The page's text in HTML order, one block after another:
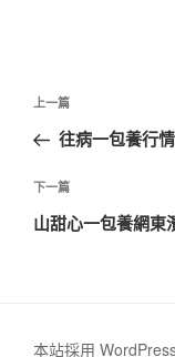
文
導
覽
上
一
文
章
上一篇
往病一包養行
下
一
下一篇
山甜心一包養網東
本站採用